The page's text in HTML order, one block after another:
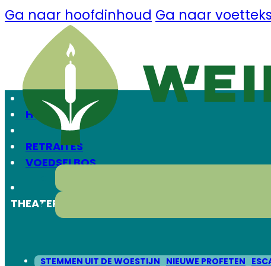
Ga naar hoofdinhoud Ga naar
HOME
RETRAITES
VOEDSELBOS
THEATER
STEMMEN UIT DE WOESTIJN NIEUWE PROFETEN